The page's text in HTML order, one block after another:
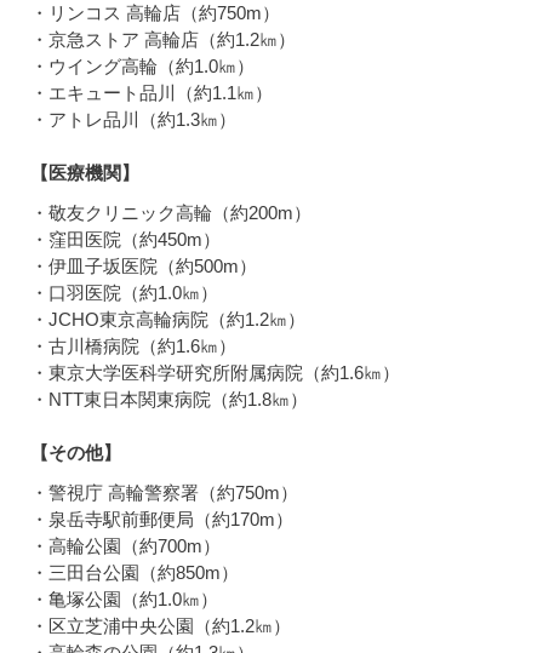
・リンコス 高輪店（約750m）
・京急ストア 高輪店（約1.2㎞）
・ウイング高輪（約1.0㎞）
・エキュート品川（約1.1㎞）
・アトレ品川（約1.3㎞）
【医療機関】
・敬友クリニック高輪（約200m）
・窪田医院（約450m）
・伊皿子坂医院（約500m）
・口羽医院（約1.0㎞）
・JCHO東京高輪病院（約1.2㎞）
・古川橋病院（約1.6㎞）
・東京大学医科学研究所附属病院（約1.6㎞）
・NTT東日本関東病院（約1.8㎞）
【その他】
・警視庁 高輪警察署（約750m）
・泉岳寺駅前郵便局（約170m）
・高輪公園（約700m）
・三田台公園（約850m）
・亀塚公園（約1.0㎞）
・区立芝浦中央公園（約1.2㎞）